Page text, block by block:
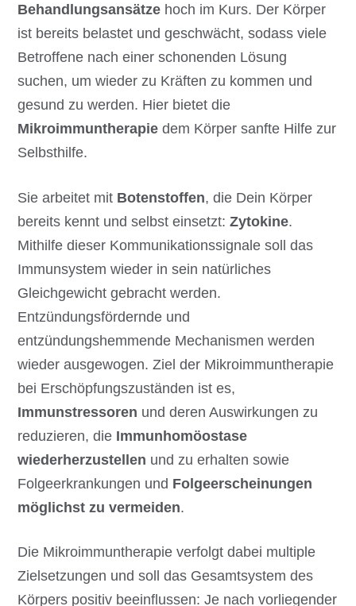
Behandlungsansätze hoch im Kurs. Der Körper
ist bereits belastet und geschwächt, sodass viele
Betroffene nach einer schonenden Lösung
suchen, um wieder zu Kräften zu kommen und
gesund zu werden. Hier bietet die
Mikroimmuntherapie dem Körper sanfte Hilfe zur
Selbsthilfe.
Sie arbeitet mit Botenstoffen, die Dein Körper
bereits kennt und selbst einsetzt:Zytokine.
Mithilfe dieser Kommunikationssignale soll das
Immunsystem wieder in sein natürliches
Gleichgewicht gebracht werden.
Entzündungsfördernde und
entzündungshemmende Mechanismen werden
wieder ausgewogen. Ziel der Mikroimmuntherapie
bei Erschöpfungszuständen ist es,
Immunstressoren und deren Auswirkungen zu
reduzieren, die Immunhomöostase
wiederherzustellen und zu erhalten sowie
Folgeerkrankungen und Folgeerscheinungen
möglichst zu vermeiden.
Die Mikroimmuntherapie verfolgt dabei multiple
Zielsetzungen und soll das Gesamtsystem des
Körpers positiv beeinflussen: Je nach vorliegender